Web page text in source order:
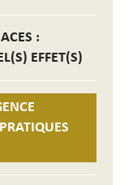
:
EFFET(S)